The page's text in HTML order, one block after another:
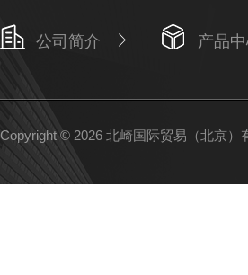
公司简介 产品
Copyright © 2026 北崎国际贸易（北京）